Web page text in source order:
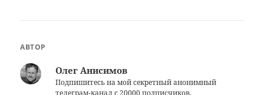
АВТОР
Олег Анисимов
Подпишитесь на мой секретный анонимный
телеграм-каналс 20000 подписчиков.